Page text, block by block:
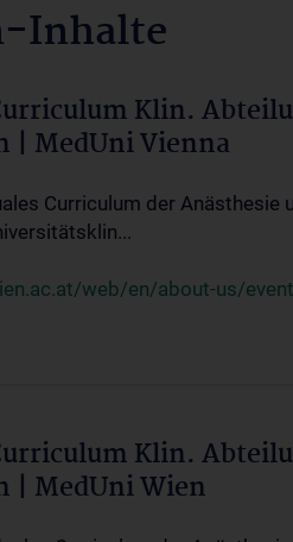
Inhalte
Klin.
MedUni Vienna
Curriculum der Anästhesie
web/en/about-us/
Klin.
| MedUni Wien